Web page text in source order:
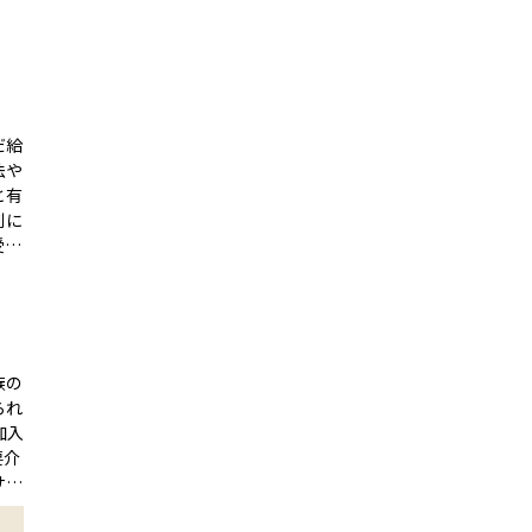
給
や
有
に
お
に
の
れ
入
ー
ス